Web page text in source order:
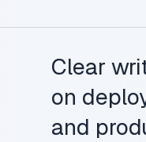
Clear
on
and